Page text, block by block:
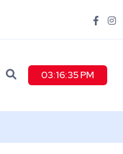
03:16:37 PM